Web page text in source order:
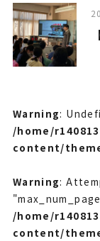
Warning:
/home/
content/
Warning:
/home/
content/